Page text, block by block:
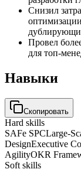
Снизил
Провел
для топ-
Навыки
Скопировать
Hard skills
SAFe SPCLarge-
DesignExecutive
AgilityOKR
Soft skills